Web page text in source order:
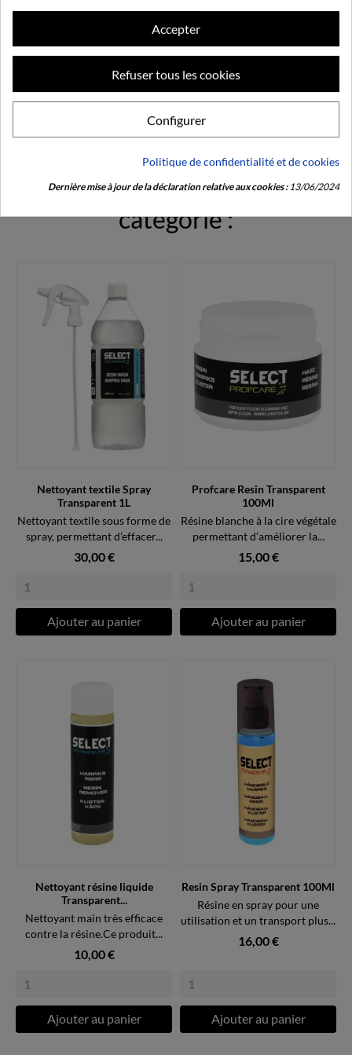
Soyez le premier à donner votre avis
Produits dans la même
catégorie :
Nettoyant textile Spray
Transparent 1L
Nettoyant textile sous forme de
spray, permettant d’effacer...
30,00 €
Ajouter au panier
Profcare Resin Transparent
100Ml
Résine blanche à la cire végétale
permettant d’améliorer la...
15,00 €
Ajouter au panier
Nettoyant résine liquide
Transparent...
Nettoyant main très efficace
contre la résine.Ce produit...
10,00 €
Ajouter au panier
Resin Spray Transparent 100Ml
Résine en spray pour une
utilisation et un transport plus...
16,00 €
Ajouter au panier
Accepter
Refuser tous les cookies
Configurer
Politique de confidentialité et de cookies
Dernière mise à jour de la déclaration relative aux cookies :13/06/2024